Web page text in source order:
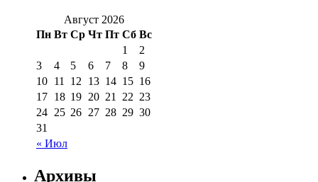
Август 2026
Пн Вт Ср Чт Пт Сб Вс
« Июл
1
2
3
4 5 6 7 8
9
10 11 12 13 14 15 16
17 18 19 20 21 22 23
24 25 26 27 28 29 30
31
Архивы